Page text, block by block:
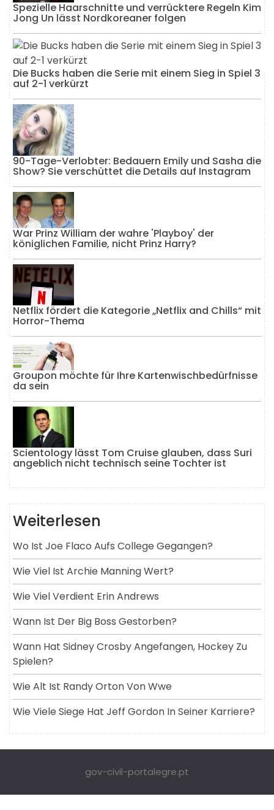
Spezielle Haarschnitte und verrücktere Regeln Kim
Jong Un lässt Nordkoreaner folgen
Die Bucks haben die Serie mit einem Sieg in Spiel 3
auf 2-1 verkürzt
90-Tage-Verlobter: Bedauern Emily und Sasha die
Show? Sie verschüttet die Details auf Instagram
War Prinz William der wahre 'Playboy' der
königlichen Familie, nicht Prinz Harry?
Netflix fördert die Kategorie „Netflix and Chills“ mit
Horror-Thema
Groupon möchte für Ihre Kartenwischbedürfnisse
da sein
Scientology lässt Tom Cruise glauben, dass Suri
angeblich nicht technisch seine Tochter ist
Weiterlesen
Wo Ist Joe Flaco Aufs College Gegangen?
Wie Viel Ist Archie Manning Wert?
Wie Viel Verdient Erin Andrews
Wann Ist Der Big Boss Gestorben?
Wann Hat Sidney Crosby Angefangen, Hockey Zu
Spielen?
Wie Alt Ist Randy Orton Von Wwe
Wie Viele Siege Hat Jeff Gordon In Seiner Karriere?
gov-civil-portalegre.pt